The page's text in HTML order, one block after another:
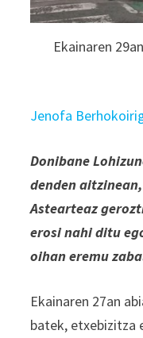
Ekainaren
Jenofa
Donibane
denden
Astearteaz
erosi nahi ditu
oihan eremu
Ekainaren 27an
batek, etxebizitza